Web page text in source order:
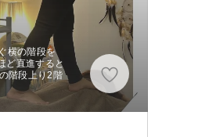
横の階段を
ど直進すると
階段上り2階